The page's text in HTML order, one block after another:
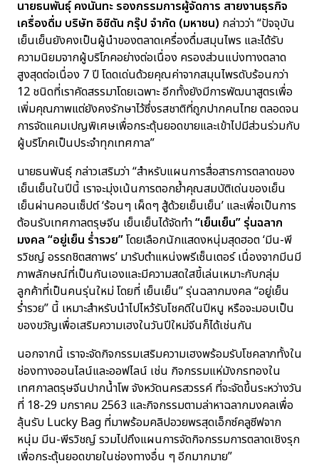
นายธนพันธุ์ คงนันทะ รองกรรมการผู้จัดการ สายงานธุรกิจ
เครื่องดื่ม บริษัท อิชิตัน กรุ๊ป จำกัด (มหาชน) กล่าวว่า “ปัจจุบัน
เย็นเย็นยังคงเป็นผู้นำของตลาดเครื่องดื่มสมุนไพร และได้รับ
ความนิยมจากผู้บริโภคอย่างต่อเนื่อง ครองส่วนแบ่งทางตลาด
สูงสุดต่อเนื่อง 7 ปี โดดเด่นด้วยคุณค่าจากสมุนไพรดับร้อนกว่า
12 ชนิดที่เราคัดสรรมาโดยเฉพาะ อีกทั้งยังมีการพัฒนาสูตรเพื่อ
เพิ่มคุณภาพแต่ยังคงรักษาไว้ซึ่งรสชาติที่ถูกปากคนไทย ตลอดจน
การจัดแคมเปญพิเศษเพื่อกระตุ้นยอดขายและเข้าไปมีส่วนร่วมกับ
ผู้บริโภคเป็นประจำทุกเทศกาล”
นายธนพันธุ์ กล่าวเสริมว่า “สำหรับแผนการสื่อสารการตลาดของ
เย็นเย็นในปีนี้ เราจะมุ่งเน้นการตอกย้ำคุณสมบัติเด่นของเย็น
เย็นผ่านคอนเซ็ปต์ ‘ร้อนๆ เผ็ดๆ สู้ด้วยเย็นเย็น’ และเพื่อเป็นการ
ต้อนรับเทศกาลตรุษจีน เย็นเย็นได้จัดทำ“เย็นเย็น” รุ่นฉลาก
มงคล “อยู่เย็น ร่ำรวย”โดยเลือกนักแสดงหนุ่มสุดฮอต ‘มีน-พี
รวิชญ์ อรรถชิตสถาพร’ มารับตำแหน่งพรีเซ็นเตอร์ เนื่องจากมีนมี
ภาพลักษณ์ที่เป็นกันเองและมีความสดใสขี้เล่นเหมาะกับกลุ่ม
ลูกค้าที่เป็นคนรุ่นใหม่ โดยที่ เย็นเย็น” รุ่นฉลากมงคล “อยู่เย็น
ร่ำรวย” นี้ เหมาะสำหรับนำไปไหว้รับโชคดีในปีหนู หรือจะมอบเป็น
ของขวัญเพื่อเสริมความเฮงในวันปีใหม่จีนก็ได้เช่นกัน
นอกจากนี้ เราจะจัดกิจกรรมเสริมความเฮงพร้อมรับโชคลาภทั้งใน
ช่องทางออนไลน์และออฟไลน์ เช่น กิจกรรมแห่มังกรทองใน
เทศกาลตรุษจีนปากน้ำโพ จังหวัดนครสวรรค์ ที่จะจัดขึ้นระหว่างวัน
ที่ 18-29 มกราคม 2563 และกิจกรรมตามล่าหาฉลากมงคลเพื่อ
ลุ้นรับ Lucky Bag ที่มาพร้อมคลิปอวยพรสุดเอ็กซ์คลูซีฟจาก
หนุ่ม มีน-พีรวิชญ์ รวมไปถึงแผนการจัดกิจกรรมการตลาดเชิงรุก
เพื่อกระตุ้นยอดขายในช่องทางอื่น ๆ อีกมากมาย”